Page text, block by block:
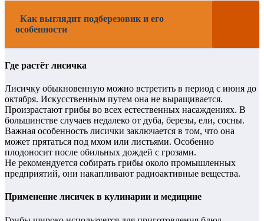
Как выглядит подберезовик и его
особенности
Где растёт лисичка
Лисичку обыкновенную можно встретить в период с июня до
октября. Искусственным путем она не выращивается.
Произрастают грибы во всех естественных насаждениях. В
большинстве случаев недалеко от дуба, березы, ели, сосны.
Важная особенность лисички заключается в том, что она
может прятаться под мхом или листьями. Особенно
плодоносит после обильных дождей с грозами.
Не рекомендуется собирать грибы около промышленных
предприятий, они накапливают радиоактивные вещества.
Применение лисичек в кулинарии и медицине